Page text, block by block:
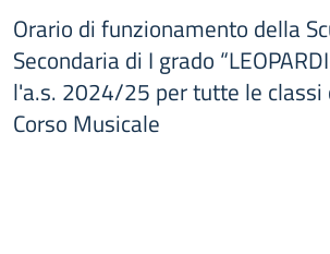
Orario di funzionamento della
Secondaria di I grado
l'a.s. 2024/25 per tutte le classi
Corso Musicale